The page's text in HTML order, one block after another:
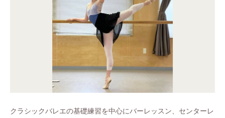
クラシックバレエの基礎練習を中心にバーレッスン、センターレ